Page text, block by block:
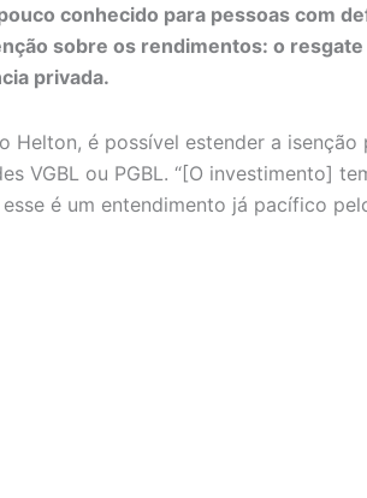
conhecido para pessoas com
sobre os rendimentos: o
privada.
Helton, é possível estender a isenção
VGBL ou PGBL. “[O investimento]
é um entendimento já pacífico